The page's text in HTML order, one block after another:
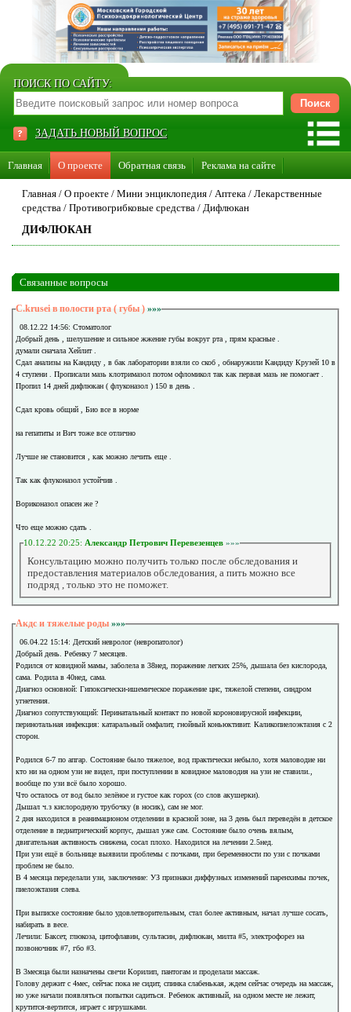
ПОИСК ПО САЙТУ:
ЗАДАТЬ НОВЫЙ ВОПРОС
Главная О проекте Обратная связь Реклама на сайте
Стать консультантом нашего сайта
Главная / О проекте / Мини энциклопедия / Аптека / Лекарственные
средства / Противогрибковые средства / Дифлюкан
ДИФЛЮКАН
Связанные вопросы
C.krusei в полости рта ( губы ) »»»
08.12.22 14:56: Стоматолог
Добрый день , шелушение и сильное жжение губы вокруг рта , прям красные .
думали сначала Хейлит .
Сдал анализы на Кандиду , в бак лаборатории взяли со скоб , обнаружили Кандиду Крузей 10 в
4 ступени . Прописали мазь клотримазол потом офломикол так как первая мазь не помогает .
Пропил 14 дней дифлюкан ( флуконазол ) 150 в день .
Сдал кровь общий , Био все в норме
на гепатиты и Вич тоже все отлично
Лучше не становится , как можно лечить еще .
Так как флуконазол устойчив .
Вориконазол опасен же ?
Что еще можно сдать .
10.12.22 20:25: Александр Петрович Перевезенцев »»»
Консультацию можно получить только после обследования и
предоставления материалов обследования, а пить можно все
подряд , только это не поможет.
Акдс и тяжелые роды »»»
06.04.22 15:14: Детский невролог (невропатолог)
Добрый день. Ребенку 7 месяцев.
Родился от ковидной мамы, заболела в 38нед, поражение легких 25%, дышала без кислорода,
сама. Родила в 40нед, сама.
Диагноз основной: Гипоксически-ишемическое поражение цнс, тяжелой степени, синдром
угнетения.
Диагноз сопутствующий: Перинатальный контакт по новой короновирусной инфекции,
перинотальная инфекция: катаральный омфалит, гнойный коньюктивит. Каликопиелоэктазия с 2
сторон.
Родился 6-7 по апгар. Состояние было тяжелое, вод практически небыло, хотя маловодие ни
кто ни на одном узи не видел, при поступлении в ковидное маловодия на узи не ставили.,
вообще по узи всё было хорошо.
Что осталось от вод было зелёное и густое как горох (со слов акушерки).
Дышал ч.з кислородную трубочку (в носик), сам не мог.
2 дня находился в реанимационом отделении в красной зоне, на 3 день был переведён в детское
отделение в педиатрический корпус, дышал уже сам. Состояние было очень вялым,
двигательная активность снижена, сосал плохо. Находился на лечении 2.5нед.
При узи ещё в больнице выявили проблемы с почками, при беременности по узи с почками
проблем не было.
В 4 месяца переделали узи, заключение: УЗ признаки диффузных изменений паренхимы почек,
пиелоэктазия слева.
При выписке состояние было удовлетворительным, стал более активным, начал лучше сосать,
набирать в весе.
Лечили: Баксет, глюкоза, цитофлавин, сультасин, дифлюкан, милта #5, электрофорез на
позвоночник #7, гбо #3.
В 3месяца были назначены свечи Корилип, пантогам и проделали массаж.
Голову держит с 4мес, сейчас пока не сидит, спинка слабенькая, ждем сейчас очередь на массаж,
но уже начали появляться попытки садиться. Ребенок активный, на одном месте не лежит,
крутится-вертится, играет с игрушками.